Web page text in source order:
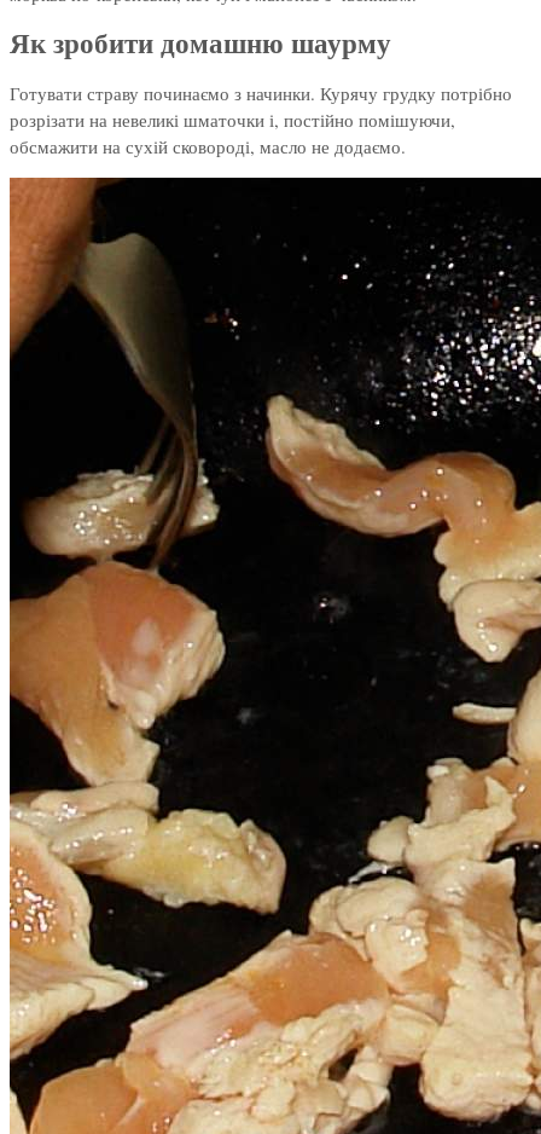
Як зробити домашню шаурму
Готувати страву починаємо з начинки. Курячу грудку потрібно
розрізати на невеликі шматочки і, постійно помішуючи,
обсмажити на сухій сковороді, масло не додаємо.